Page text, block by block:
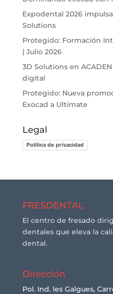
Expodental 2026
Solutions
Protegido: Formación
| Julio 2026
3D Solutions en
digital
Protegido: Nueva
Exocad a Ultimate
Legal
Política de privacidad
FRESDENTAL
El centro de fresado
dentales que eleva la
dental.
Dirección
Pol. Ind. les Galgues,